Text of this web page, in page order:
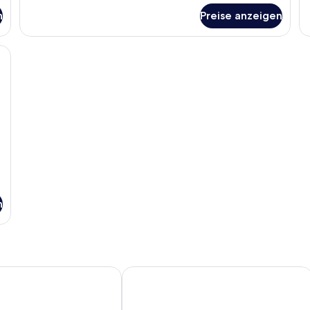
Schlafsaal
Preise anzeigen
einem grünen Sofa, einem runden Couchtisch und einem Bücherregal
Broadway Times SquareHotel Henri NY